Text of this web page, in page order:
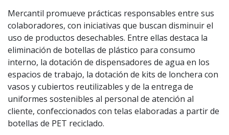
Mercantil promueve prácticas responsables entre sus
colaboradores, con iniciativas que buscan disminuir el
uso de productos desechables. Entre ellas destaca la
eliminación de botellas de plástico para consumo
interno, la dotación de dispensadores de agua en los
espacios de trabajo, la dotación de kits de lonchera con
vasos y cubiertos reutilizables y de la entrega de
uniformes sostenibles al personal de atención al
cliente, confeccionados con telas elaboradas a partir de
botellas de PET reciclado.